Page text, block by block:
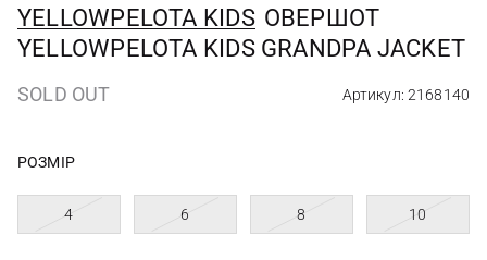
YELLOWPELOTA KIDS ОВЕРШОТ
YELLOWPELOTA KIDS GRANDPA JACKET
SOLD OUT Артикул: 2168140
РОЗМІР
4 6 8 10